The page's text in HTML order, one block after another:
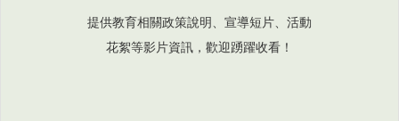
提供教育相關政策說明、宣導短片、活動
花絮等影片資訊，歡迎踴躍收看！